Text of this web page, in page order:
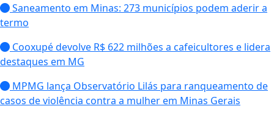
Saneamento em Minas: 273 municípios podem aderir a
termo
Cooxupé devolve R$ 622 milhões a cafeicultores e lidera
destaques em MG
MPMG lança Observatório Lilás para ranqueamento de
casos de violência contra a mulher em Minas Gerais